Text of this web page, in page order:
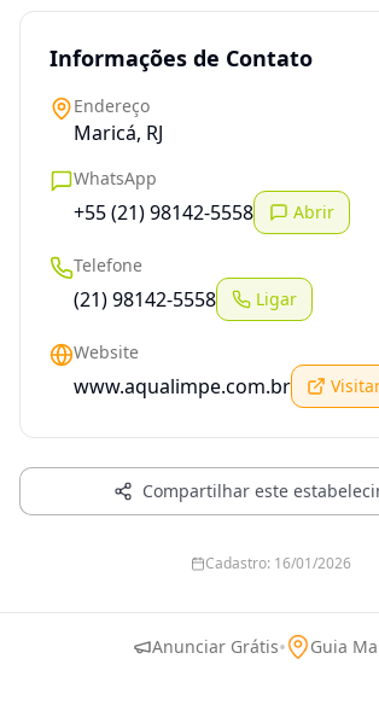
Informações de Contato
Endereço
Maricá, RJ
WhatsApp
+55 (21) 98142-5558 Abrir
Telefone
(21) 98142-5558 Ligar
Website
www.aqualimpe.com.br
Compartilhar este
Cadastro: 16/01/2026
Anunciar Grátis• Guia